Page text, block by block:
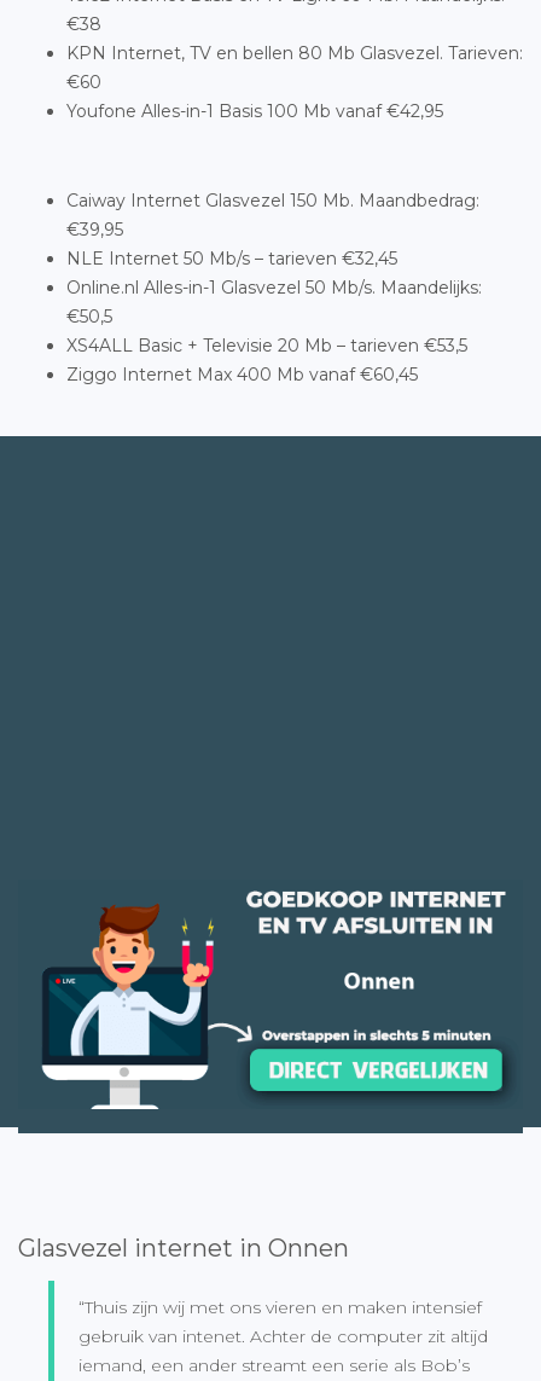
€38
KPN Internet, TV en bellen 80 Mb Glasvezel. Tarieven:
€60
Youfone Alles-in-1 Basis 100 Mb vanaf €42,95
Caiway Internet Glasvezel 150 Mb. Maandbedrag:
€39,95
NLE Internet 50 Mb/s – tarieven €32,45
Online.nl Alles-in-1 Glasvezel 50 Mb/s. Maandelijks:
€50,5
XS4ALL Basic + Televisie 20 Mb – tarieven €53,5
Ziggo Internet Max 400 Mb vanaf €60,45
Glasvezel internet in Onnen
“Thuis zijn wij met ons vieren en maken intensief
gebruik van intenet. Achter de computer zit altijd
iemand, een ander streamt een serie als Bob’s